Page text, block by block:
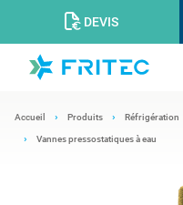
DEVIS
Accueil Produits Réfrigération
Vannes pressostatiques à eau